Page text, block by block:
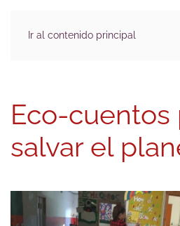
Ir al contenido principal
Eco-cuentos
salvar el